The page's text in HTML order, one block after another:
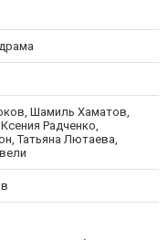
Шамиль Хаматов,
Радченко,
Татьяна Лютаева,